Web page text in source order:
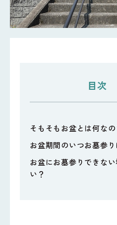
目次
そもそもお盆とは何なの
お盆期間のいつお墓参
お盆にお墓参りできな
い？